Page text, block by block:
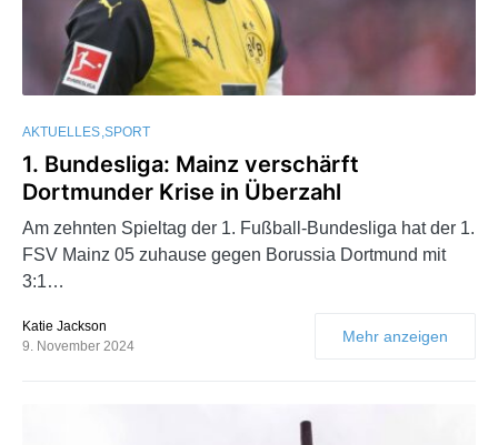
AKTUELLES SPORT
1. Bundesliga: Mainz verschärft
Dortmunder Krise in Überzahl
Am zehnten Spieltag der 1. Fußball-Bundesliga hat der 1.
FSV Mainz 05 zuhause gegen Borussia Dortmund mit
3:1…
Katie Jackson
9. November 2024
Mehr anzeigen